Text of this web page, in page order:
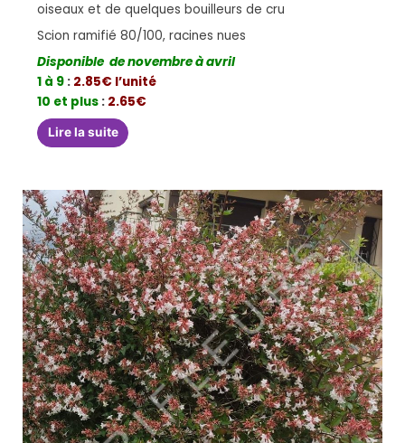
oiseaux et de quelques bouilleurs de cru
Scion ramifié 80/100, racines nues
Disponible de novembre à avril
1 à 9 : 2.85€ l’unité
10 et plus : 2.65€
Lire la suite